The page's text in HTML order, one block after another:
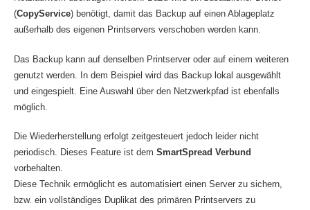
(CopyService) benötigt, damit das Backup auf einen Ablageplatz
außerhalb des eigenen Printservers verschoben werden kann.
Das Backup kann auf denselben Printserver oder auf einem weiteren
genutzt werden. In dem Beispiel wird das Backup lokal ausgewählt
und eingespielt. Eine Auswahl über den Netzwerkpfad ist ebenfalls
möglich.
Die Wiederherstellung erfolgt zeitgesteuert jedoch leider nicht
periodisch. Dieses Feature ist dem SmartSpread Verbund
vorbehalten.
Diese Technik ermöglicht es automatisiert einen Server zu sichern,
bzw. ein vollständiges Duplikat des primären Printservers zu